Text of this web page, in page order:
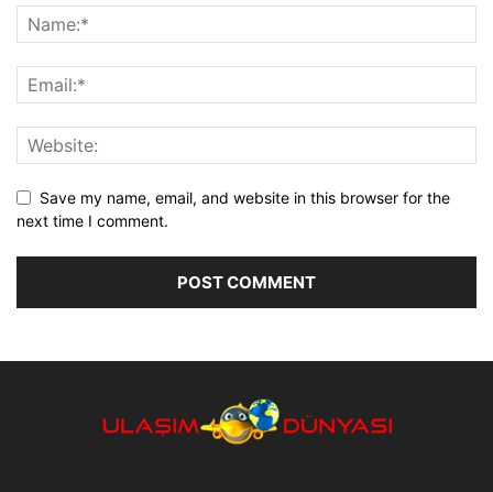
Save my name, email, and website in this browser for the
next time I comment.